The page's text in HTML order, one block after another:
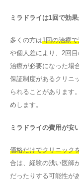
ミラドライは1回で効
多くの方は1回の治療
や個人差により、2回
治療が必要になった場
保証制度があるクリニ
られることがあります
めします。
ミラドライの費用が安
価格だけでクリニック
合は、経験の浅い医師
だったりする可能性が